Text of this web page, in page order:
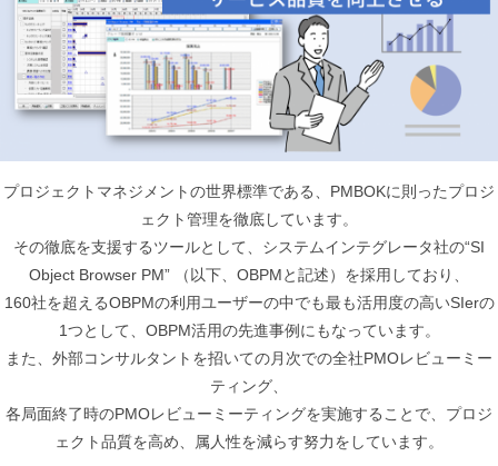
プロジェクトマネジメントの世界標準である、PMBOKに則ったプロジ
ェクト管理を徹底しています。
その徹底を支援するツールとして、システムインテグレータ社の“SI
Object Browser PM” （以下、OBPMと記述）を採用しており、
160社を超えるOBPMの利用ユーザーの中でも最も活用度の高いSIerの
1つとして、OBPM活用の先進事例にもなっています。
また、外部コンサルタントを招いての月次での全社PMOレビューミー
ティング、
各局面終了時のPMOレビューミーティングを実施することで、プロジ
ェクト品質を高め、属人性を減らす努力をしています。